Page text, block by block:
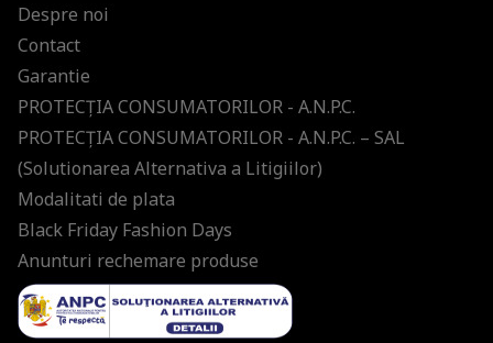
Despre noi
Contact
Garantie
PROTECŢIA CONSUMATORILOR - A.N.P.C.
PROTECŢIA CONSUMATORILOR - A.N.P.C. – SAL
(Solutionarea Alternativa a Litigiilor)
Modalitati de plata
Black Friday Fashion Days
Anunturi rechemare produse